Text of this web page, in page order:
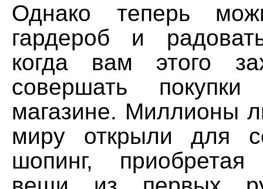
Однако теперь
гардероб и
когда вам этого
совершать
магазине. Миллионы
миру открыли для
шопинг, приобретая